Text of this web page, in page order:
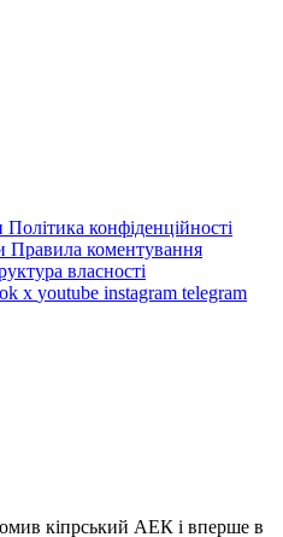
Політика конфіденційності
Правила коментування
власності
x youtube instagram telegram
кіпрський АЕК і вперше в